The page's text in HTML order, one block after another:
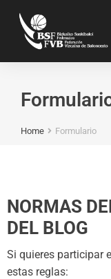
You are here:
Home Formulario
NORMAS
DEL BLOG
Si quieres participar
estas reglas: